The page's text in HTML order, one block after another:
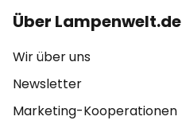
Über Lampenwelt.de
Wir über uns
Newsletter
Marketing-Kooperationen